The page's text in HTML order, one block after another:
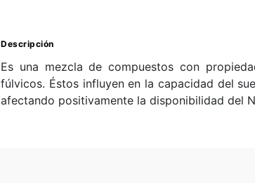
Descripción
Es una mezcla de compuestos con
fúlvicos. Éstos influyen en la capacidad del
afectando positivamente la disponibilidad del